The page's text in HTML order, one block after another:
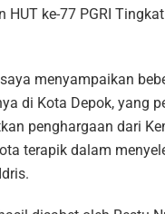
HUT ke-77 PGRI
menyampaikan
di Kota Depok, yang
penghargaan dari
terapik dalam